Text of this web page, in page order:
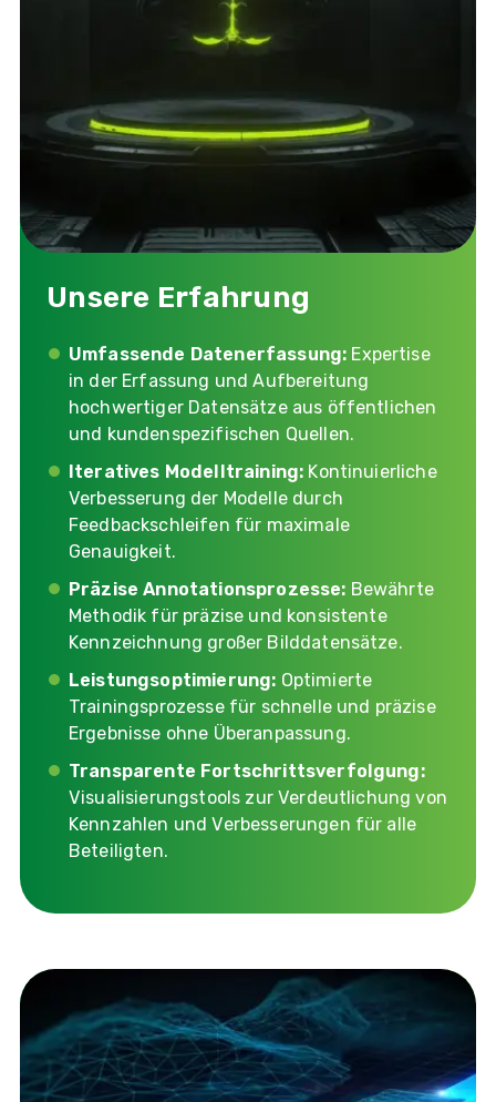
Unsere Erfahrung
Umfassende Datenerfassung: Expertise
in der Erfassung und Aufbereitung
hochwertiger Datensätze aus öffentlichen
und kundenspezifischen Quellen.
Iteratives Modelltraining: Kontinuierliche
Verbesserung der Modelle durch
Feedbackschleifen für maximale
Genauigkeit.
Präzise Annotationsprozesse: Bewährte
Methodik für präzise und konsistente
Kennzeichnung großer Bilddatensätze.
Leistungsoptimierung: Optimierte
Trainingsprozesse für schnelle und präzise
Ergebnisse ohne Überanpassung.
Transparente Fortschrittsverfolgung:
Visualisierungstools zur Verdeutlichung von
Kennzahlen und Verbesserungen für alle
Beteiligten.